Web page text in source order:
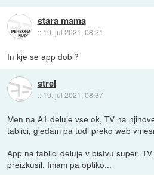
stara mama
:: 19. jul 2021, 08:21
In kje se app dobi?
strel
:: 19. jul 2021, 08:37
Men na A1 deluje vse ok, TV na
tablici, gledam pa tudi preko web
App na tablici deluje v bistvu super.
preizkusil. Imam pa optiko...